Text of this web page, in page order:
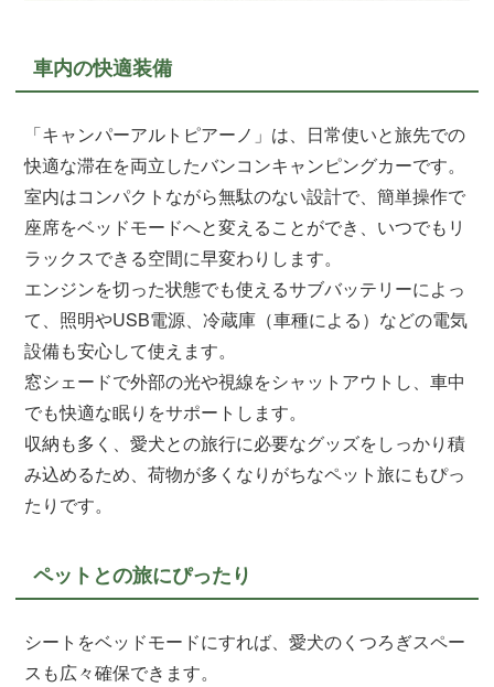
車内の快適装備
「キャンパーアルトピアーノ」は、日常使いと旅先での
快適な滞在を両立したバンコンキャンピングカーです。
室内はコンパクトながら無駄のない設計で、簡単操作で
座席をベッドモードへと変えることができ、いつでもリ
ラックスできる空間に早変わりします。
エンジンを切った状態でも使えるサブバッテリーによっ
て、照明やUSB電源、冷蔵庫（車種による）などの電気
設備も安心して使えます。
窓シェードで外部の光や視線をシャットアウトし、車中
でも快適な眠りをサポートします。
収納も多く、愛犬との旅行に必要なグッズをしっかり積
み込めるため、荷物が多くなりがちなペット旅にもぴっ
たりです。
ペットとの旅にぴったり
シートをベッドモードにすれば、愛犬のくつろぎスペー
スも広々確保できます。